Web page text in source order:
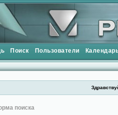
Поиск Пользователи
поиска